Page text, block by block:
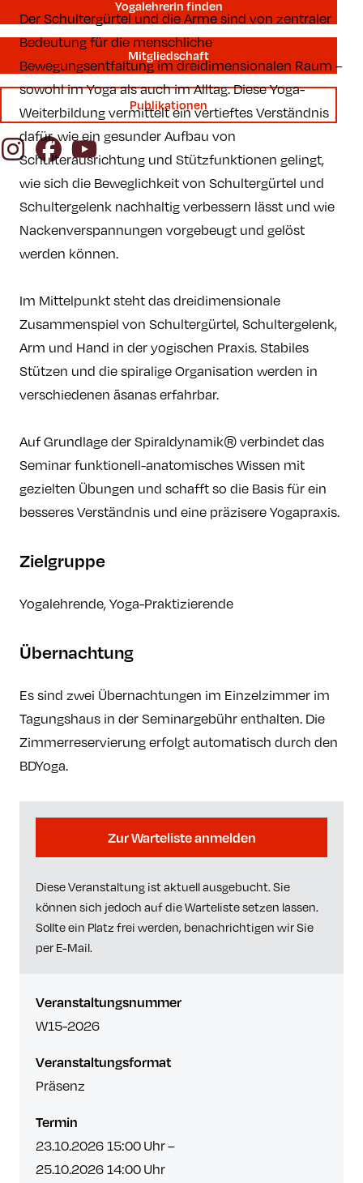
YogalehrerIn finden
Mitgliedschaft
Publikationen
InstagramFacebookYouTube
Der Schultergürtel und die Arme sind von zentraler
Bedeutung für die menschliche
Bewegungsentfaltung im dreidimensionalen Raum –
sowohl im Yoga als auch im Alltag. Diese Yoga-
Weiterbildung vermittelt ein vertieftes Verständnis
dafür, wie ein gesunder Aufbau von
Schulterausrichtung und Stützfunktionen gelingt,
wie sich die Beweglichkeit von Schultergürtel und
Schultergelenk nachhaltig verbessern lässt und wie
Nackenverspannungen vorgebeugt und gelöst
werden können.
Im Mittelpunkt steht das dreidimensionale
Zusammenspiel von Schultergürtel, Schultergelenk,
Arm und Hand in der yogischen Praxis. Stabiles
Stützen und die spiralige Organisation werden in
verschiedenen āsanas erfahrbar.
Auf Grundlage der Spiraldynamik® verbindet das
Seminar funktionell-anatomisches Wissen mit
gezielten Übungen und schafft so die Basis für ein
besseres Verständnis und eine präzisere Yogapraxis.
Zielgruppe
Yogalehrende, Yoga-Praktizierende
Übernachtung
Es sind zwei Übernachtungen im Einzelzimmer im
Tagungshaus in der Seminargebühr enthalten. Die
Zimmerreservierung erfolgt automatisch durch den
BDYoga.
Zur Warteliste anmelden
Diese Veranstaltung ist aktuell ausgebucht. Sie
können sich jedoch auf die Warteliste setzen lassen.
Sollte ein Platz frei werden, benachrichtigen wir Sie
per E-Mail.
Veranstaltungsnummer
W15-2026
Veranstaltungsformat
Präsenz
Termin
23.10.2026 15:00Uhr –
25.10.2026 14:00Uhr